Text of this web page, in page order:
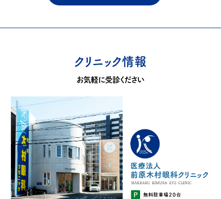
クリニック情報
お気軽に受診ください